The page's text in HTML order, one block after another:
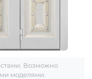
Возможно
моделями.